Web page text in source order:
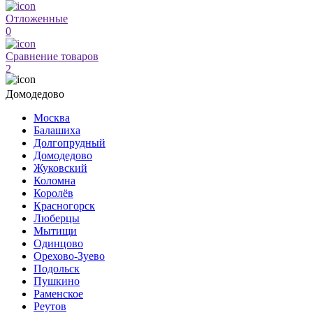
Отложенные
0
Сравнение товаров
2
Домодедово
Москва
Балашиха
Долгопрудный
Домодедово
Жуковский
Коломна
Королёв
Красногорск
Люберцы
Мытищи
Одинцово
Орехово-Зуево
Подольск
Пушкино
Раменское
Реутов